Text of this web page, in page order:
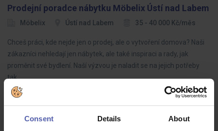
Consent Details About
Prodejní poradce nábytku Möbelix Ústí nad Labem
Möbelix Ústí nad Labem 35 - 40 000 Kč/měs
Chceš práci, kde nejde jen o prodej, ale o vytvoření domova? Naši
zákazníci nehledají jen nábytek, ale také inspiraci a rady, jak
proměnit své bydlení. Naší výzvou je naladit se na jejich potřeby
tak…